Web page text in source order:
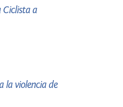
Ciclista a
la violencia de